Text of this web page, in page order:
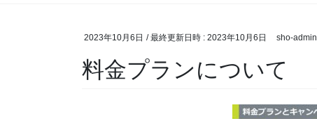
2023年10月6日 / 最終更新日時 : 2023年10月6日 sho-admin
料金プランについて